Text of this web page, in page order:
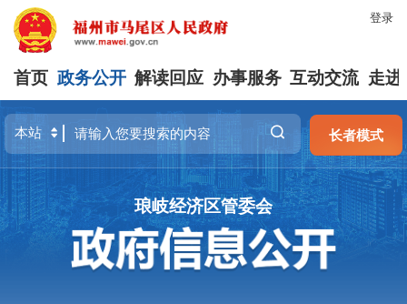
登录
首页 政务公开 解读回应 办事服务 互动交流 走进
长者模式
琅岐经济区管委会